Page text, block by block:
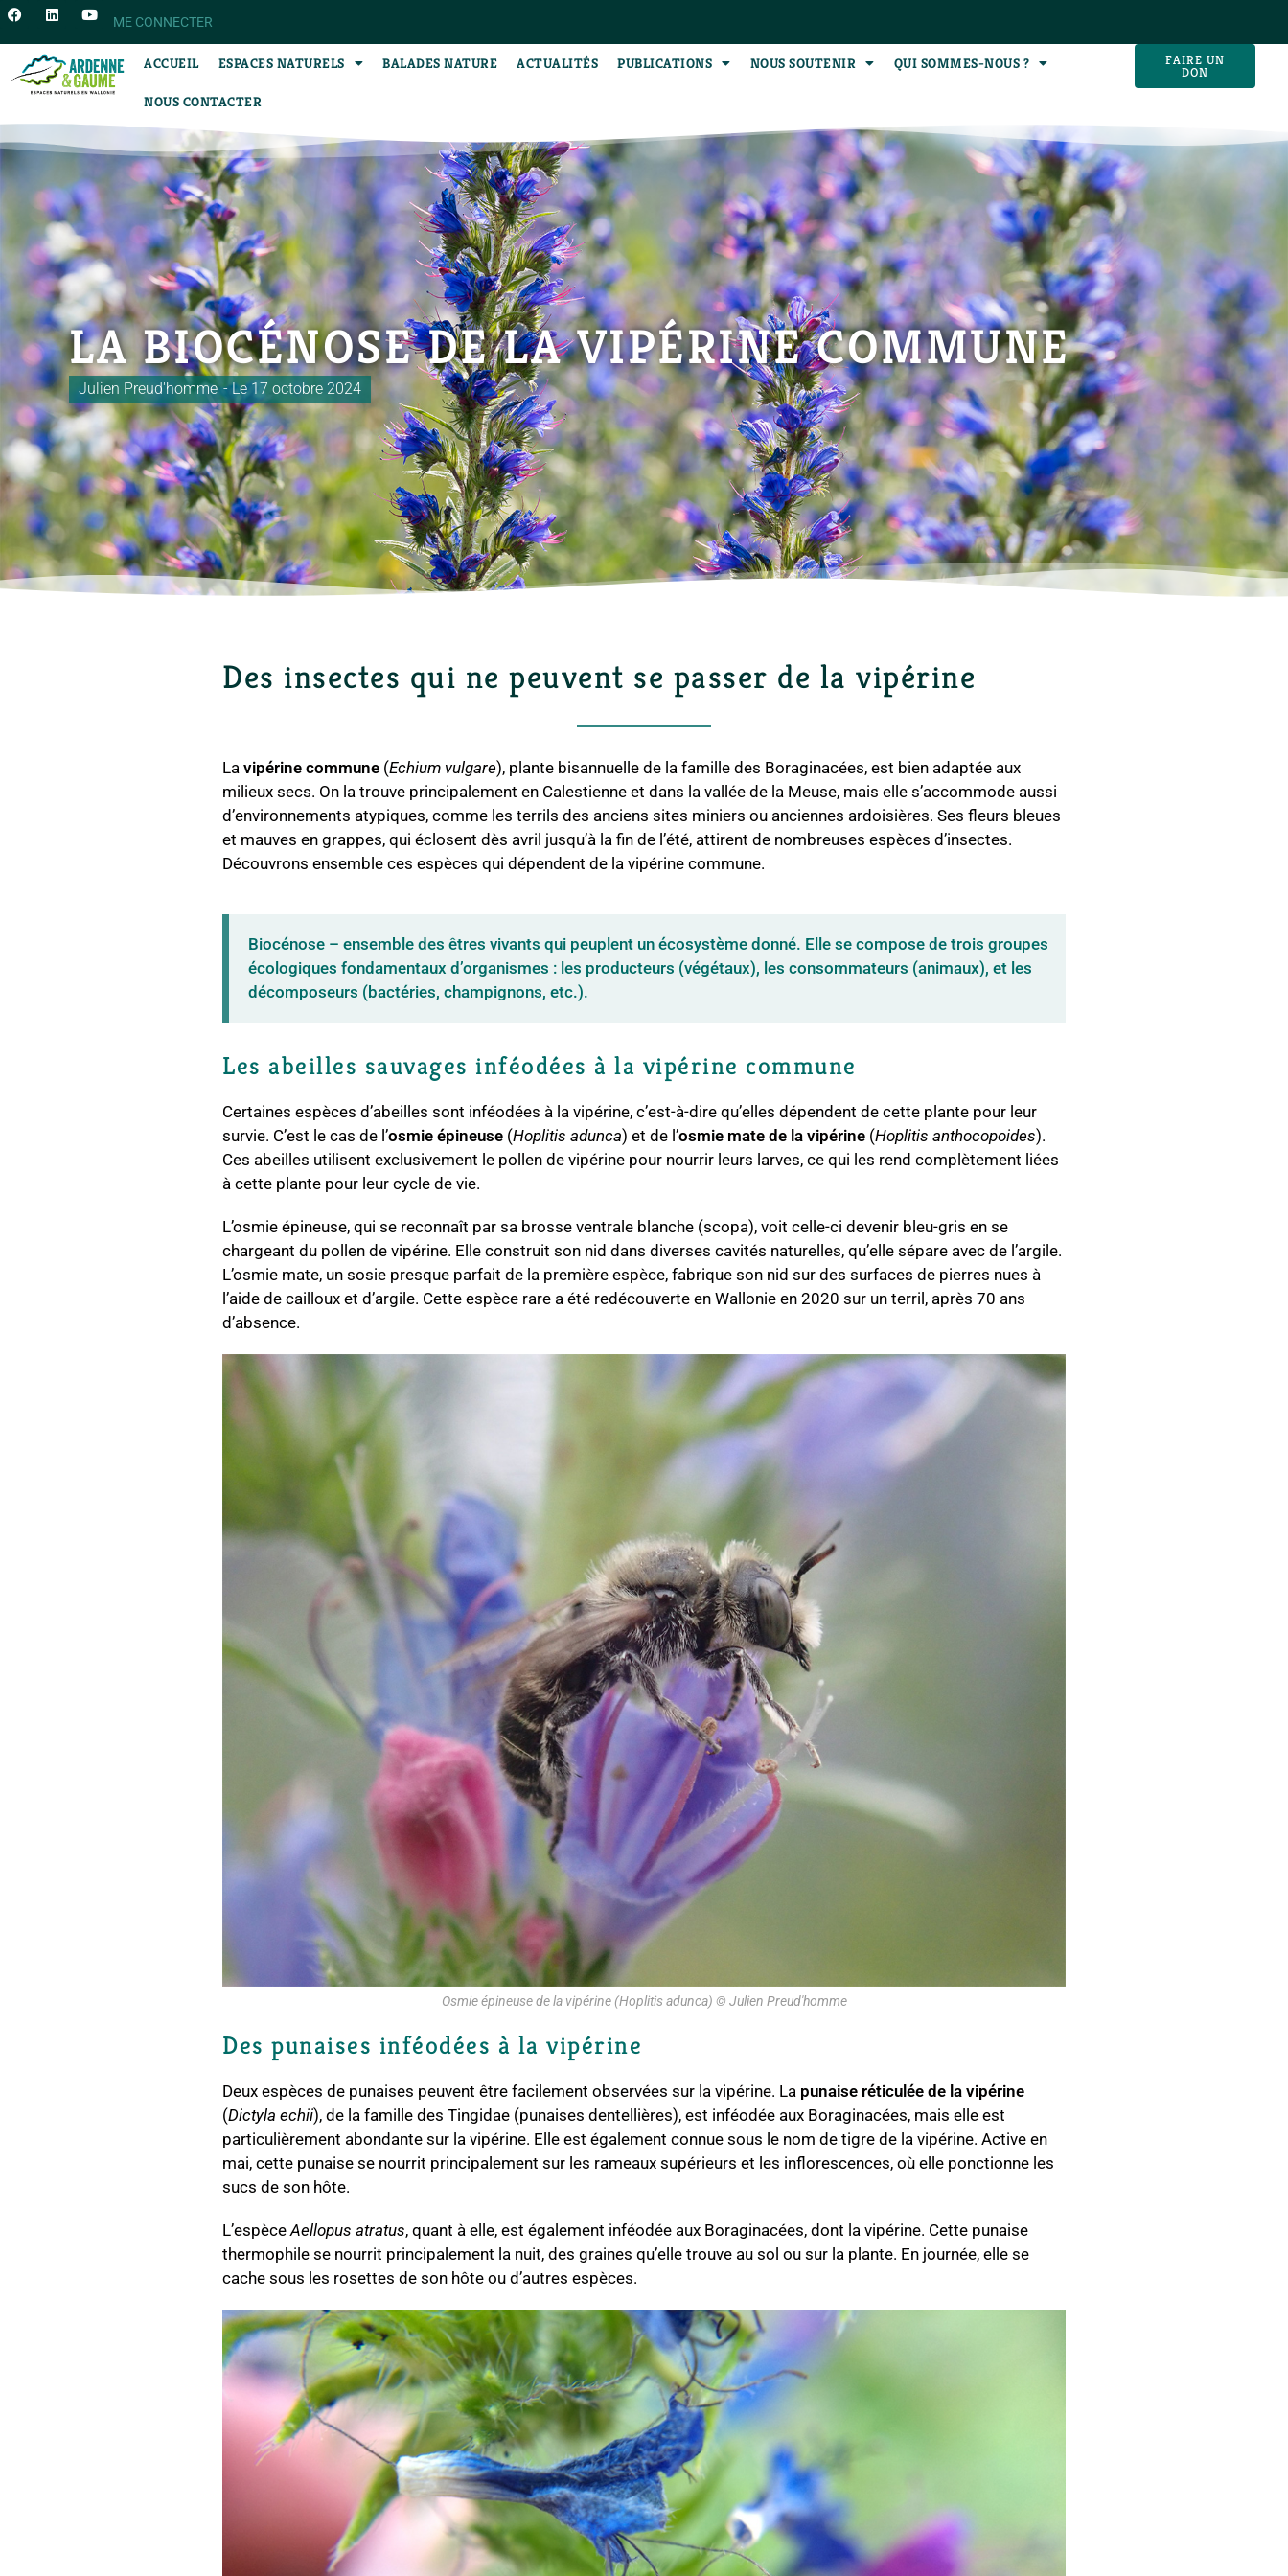
ME CONNECTER
ACCUEIL ESPACES NATURELS BALADES NATURE ACTUALITÉS PUBLICATIONS NOUS SOUTENIR QUI SOMMES-NOUS ?
NOUS CONTACTER
FAIRE UN
DON
LA BIOCÉNOSE DE LA VIPÉRINE COMMUNE
Julien Preud'homme - Le 17 octobre 2024
Des insectes qui ne peuvent se passer de la vipérine
La vipérine commune (Echium vulgare), plante bisannuelle de la famille des Boraginacées, est bien adaptée aux
milieux secs. On la trouve principalement en Calestienne et dans la vallée de la Meuse, mais elle s’accommode aussi
d’environnements atypiques, comme les terrils des anciens sites miniers ou anciennes ardoisières. Ses fleurs bleues
et mauves en grappes, qui éclosent dès avril jusqu’à la fin de l’été, attirent de nombreuses espèces d’insectes.
Découvrons ensemble ces espèces qui dépendent de la vipérine commune.
Biocénose – ensemble des êtres vivants qui peuplent un écosystème donné. Elle se compose de trois groupes
écologiques fondamentaux d’organismes : les producteurs (végétaux), les consommateurs (animaux), et les
décomposeurs (bactéries, champignons, etc.).
Les abeilles sauvages inféodées à la vipérine commune
Certaines espèces d’abeilles sont inféodées à la vipérine, c’est-à-dire qu’elles dépendent de cette plante pour leur
survie. C’est le cas de l’osmie épineuse (Hoplitis adunca) et de l’osmie mate de la vipérine (Hoplitis anthocopoides).
Ces abeilles utilisent exclusivement le pollen de vipérine pour nourrir leurs larves, ce qui les rend complètement liées
à cette plante pour leur cycle de vie.
L’osmie épineuse, qui se reconnaît par sa brosse ventrale blanche (scopa), voit celle-ci devenir bleu-gris en se
chargeant du pollen de vipérine. Elle construit son nid dans diverses cavités naturelles, qu’elle sépare avec de l’argile.
L’osmie mate, un sosie presque parfait de la première espèce, fabrique son nid sur des surfaces de pierres nues à
l’aide de cailloux et d’argile. Cette espèce rare a été redécouverte en Wallonie en 2020 sur un terril, après 70 ans
d’absence.
Osmie épineuse de la vipérine (Hoplitis adunca) © Julien Preud'homme
Des punaises inféodées à la vipérine
Deux espèces de punaises peuvent être facilement observées sur la vipérine. La punaise réticulée de la vipérine
(Dictyla echii), de la famille des Tingidae (punaises dentellières), est inféodée aux Boraginacées, mais elle est
particulièrement abondante sur la vipérine. Elle est également connue sous le nom de tigre de la vipérine. Active en
mai, cette punaise se nourrit principalement sur les rameaux supérieurs et les inflorescences, où elle ponctionne les
sucs de son hôte.
L’espèceAellopus atratus, quant à elle, est également inféodée aux Boraginacées, dont la vipérine. Cette punaise
thermophile se nourrit principalement la nuit, des graines qu’elle trouve au sol ou sur la plante. En journée, elle se
cache sous les rosettes de son hôte ou d’autres espèces.